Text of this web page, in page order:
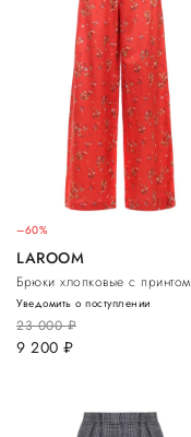
–60%
LAROOM
Брюки хлопковые с принтом
23 000руб.
9 200 руб.
Уведомить о поступлении